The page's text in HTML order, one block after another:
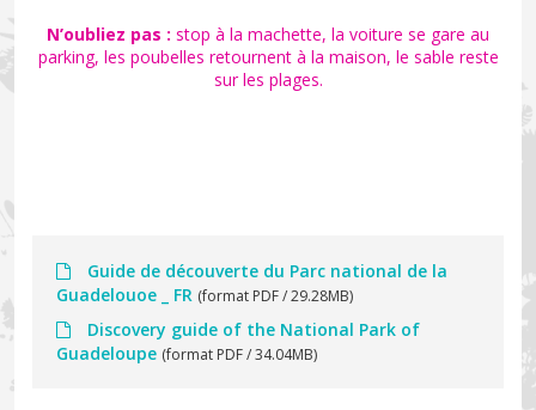
N’oubliez pas : stop à la machette, la voiture se gare au
parking, les poubelles retournent à la maison, le sable reste
sur les plages.
Guide de découverte du Parc national de la
Guadelouoe _ FR (format PDF / 29.28MB)
Discovery guide of the National Park of
Guadeloupe (format PDF / 34.04MB)